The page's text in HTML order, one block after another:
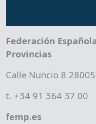
Federación
Provincias
Calle Nuncio 8
t. +34 91 364 37 00
femp.es